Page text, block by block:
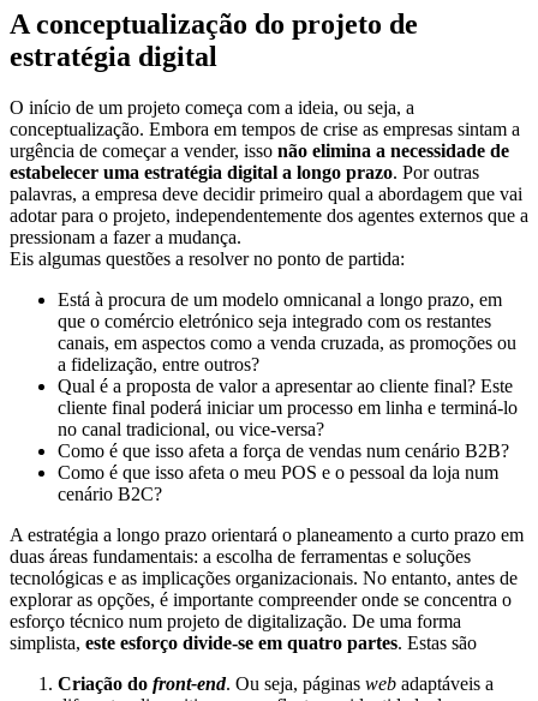
A conceptualização do projeto de
estratégia digital
O início de um projeto começa com a ideia, ou seja, a
conceptualização. Embora em tempos de crise as empresas sintam a
urgência de começar a vender, isso não elimina a necessidade de
estabelecer uma estratégia digital a longo prazo. Por outras
palavras, a empresa deve decidir primeiro qual a abordagem que vai
adotar para o projeto, independentemente dos agentes externos que a
pressionam a fazer a mudança.
Eis algumas questões a resolver no ponto de partida:
Está à procura de um modelo omnicanal a longo prazo, em
que o comércio eletrónico seja integrado com os restantes
canais, em aspectos como a venda cruzada, as promoções ou
a fidelização, entre outros?
Qual é a proposta de valor a apresentar ao cliente final? Este
cliente final poderá iniciar um processo em linha e terminá-lo
no canal tradicional, ou vice-versa?
Como é que isso afeta a força de vendas num cenário B2B?
Como é que isso afeta o meu POS e o pessoal da loja num
cenário B2C?
A estratégia a longo prazo orientará o planeamento a curto prazo em
duas áreas fundamentais: a escolha de ferramentas e soluções
tecnológicas e as implicações organizacionais. No entanto, antes de
explorar as opções, é importante compreender onde se concentra o
esforço técnico num projeto de digitalização. De uma forma
simplista, este esforço divide-se em quatro partes. Estas são
Criação do front-end. Ou seja, páginas web adaptáveis a